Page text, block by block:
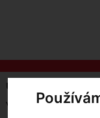
Úvodní strana
Vyhledávané slovo: